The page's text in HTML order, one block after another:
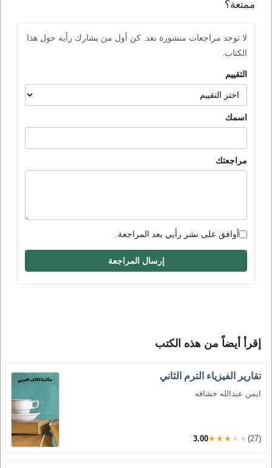
ممتعة؟
لا توجد مراجعات منشورة بعد. كن أول من يشارك رأيه حول هذا
الكتاب.
التقييم
اسمك
مراجعتك
أوافق على نشر رأيي بعد المراجعة.
إرسال المراجعة
إقرأ أيضاً من هذه الكتب
تقارير الفيزياء الترم الثاني
ايمن عبدالله خشافه
3.00★★★★★ (27)